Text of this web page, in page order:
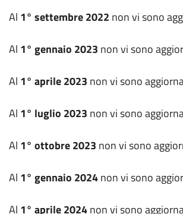
Al 1° settembre 2022 non vi sono
Al 1° gennaio 2023 non vi sono
Al 1° aprile 2023 non vi sono
Al 1° luglio 2023 non vi sono
Al 1° ottobre 2023 non vi sono
Al 1° gennaio 2024non vi sono
Al 1° aprile 2024non vi sono